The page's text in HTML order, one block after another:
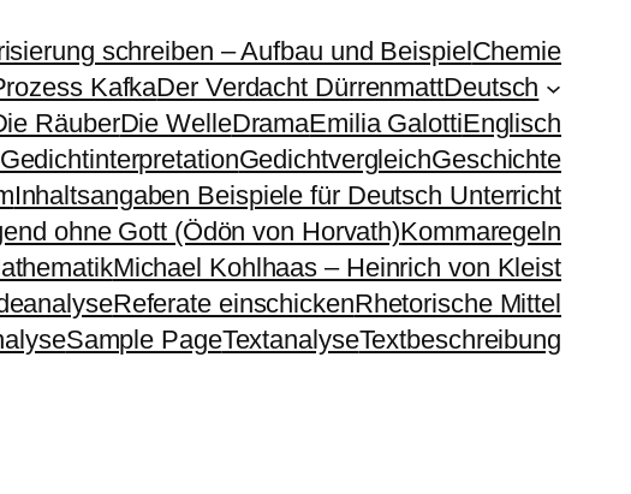
schreiben – Aufbau und BeispielChemie
KafkaDer Verdacht DürrenmattDeutsch
RäuberDie WelleDramaEmilia GalottiEnglisch
GedichtinterpretationGedichtvergleichGeschichte
Inhaltsangaben Beispiele für Deutsch Unterricht
ohne Gott (Ödön von Horvath)Kommaregeln
Michael Kohlhaas – Heinrich von Kleist
Referate einschickenRhetorische Mittel
Sample PageTextanalyseTextbeschreibung